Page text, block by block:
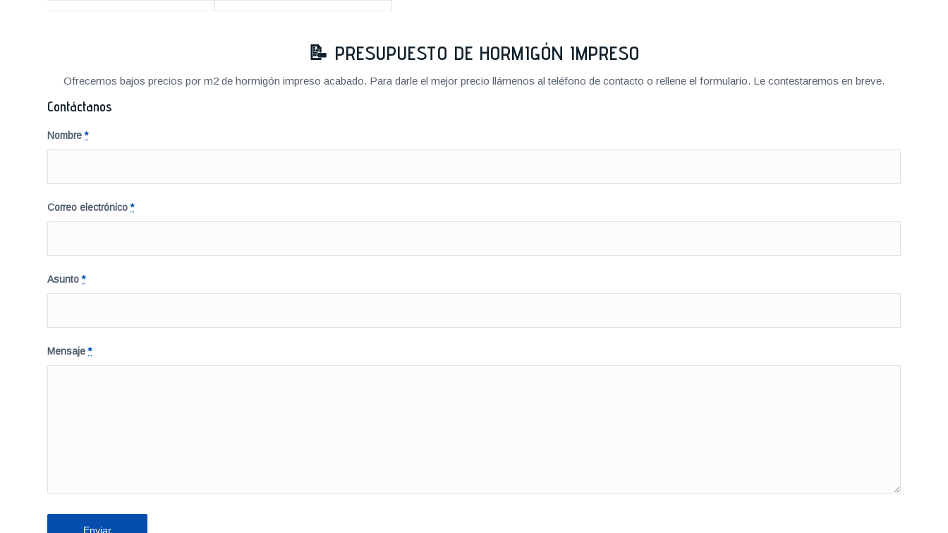
📝 PRESUPUESTO DE HORMIGÓN IMPRESO
Ofrecemos bajos precios por m2 de hormigón impreso acabado. Para darle el mejor precio llámenos al teléfono de contacto o rellene el formulario. Le contestaremos en breve.
Contáctanos
Nombre*
Correo electrónico*
Asunto*
Mensaje*